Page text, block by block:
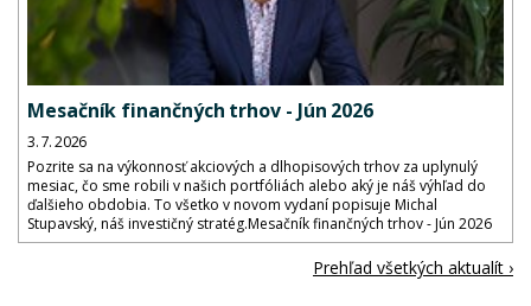
Mesačník finančných trhov - Jún 2026
3. 7. 2026
Pozrite sa na výkonnosť akciových a dlhopisových trhov za uplynulý
mesiac, čo sme robili v našich portfóliách alebo aký je náš výhľad do
ďalšieho obdobia. To všetko v novom vydaní popisuje Michal
Stupavský, náš investičný stratég.Mesačník finančných trhov - Jún 2026
Prehľad všetkých aktualít ›